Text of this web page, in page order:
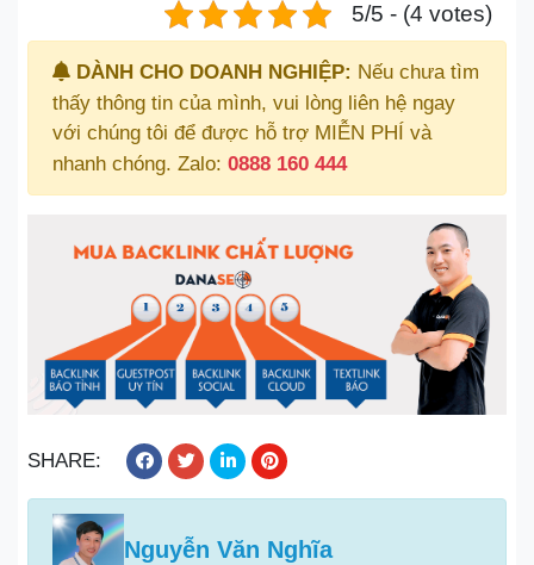
5/5 - (4 votes)
DÀNH CHO DOANH NGHIỆP: Nếu chưa tìm
thấy thông tin của mình, vui lòng liên hệ ngay
với chúng tôi để được hỗ trợ MIỄN PHÍ và
nhanh chóng. Zalo: 0888 160 444
SHARE:
Nguyễn Văn Nghĩa